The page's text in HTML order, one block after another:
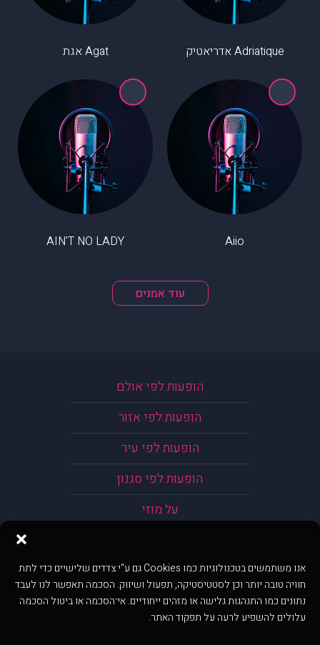
אנו משתמשים בטכנולוגיות כמו Cookies גם ע"י צדדים שלישיים כדי לתת
חוויה טובה יותר וכן לסטטיסטיקה, תפעול ושיווק. הסכמה תאפשר לנו לעבד
נתונים כמו התנהגות גלישה או מזהים ייחודיים. אי־הסכמה או ביטול הסכמה
עלולים להשפיע לרעה על תפקוד האתר.
Adriatique אדריאטיק Agat אגת
Aiio
AIN'T NO LADY
עוד אמנים
הופעות לפי אולם
הופעות לפי אזור
הופעות לפי עיר
הופעות לפי סגנון
על מוזי